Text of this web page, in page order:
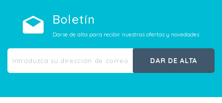
Boletín
Darse de alta para recibir nuestras ofertas y novedades
DAR DE ALTA